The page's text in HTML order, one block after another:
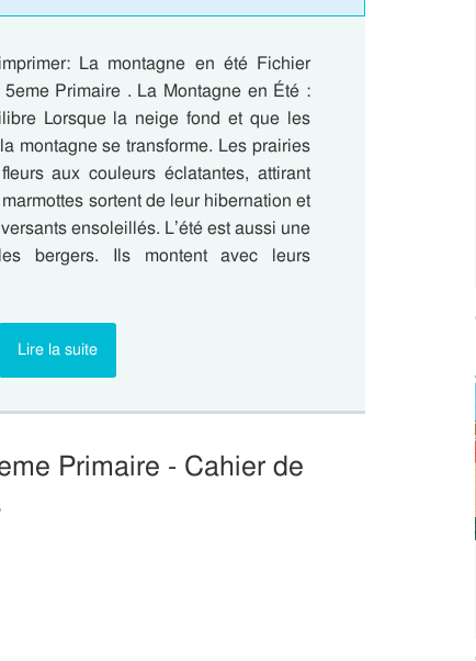
La montagne en été Fichier
Primaire . La Montagne en Été :
Lorsque la neige fond et que les
montagne se transforme. Les prairies
aux couleurs éclatantes, attirant
sortent de leur hibernation et
ensoleillés. L’été est aussi une
bergers. Ils montent avec leurs
Lire la suite
Primaire - Cahier de